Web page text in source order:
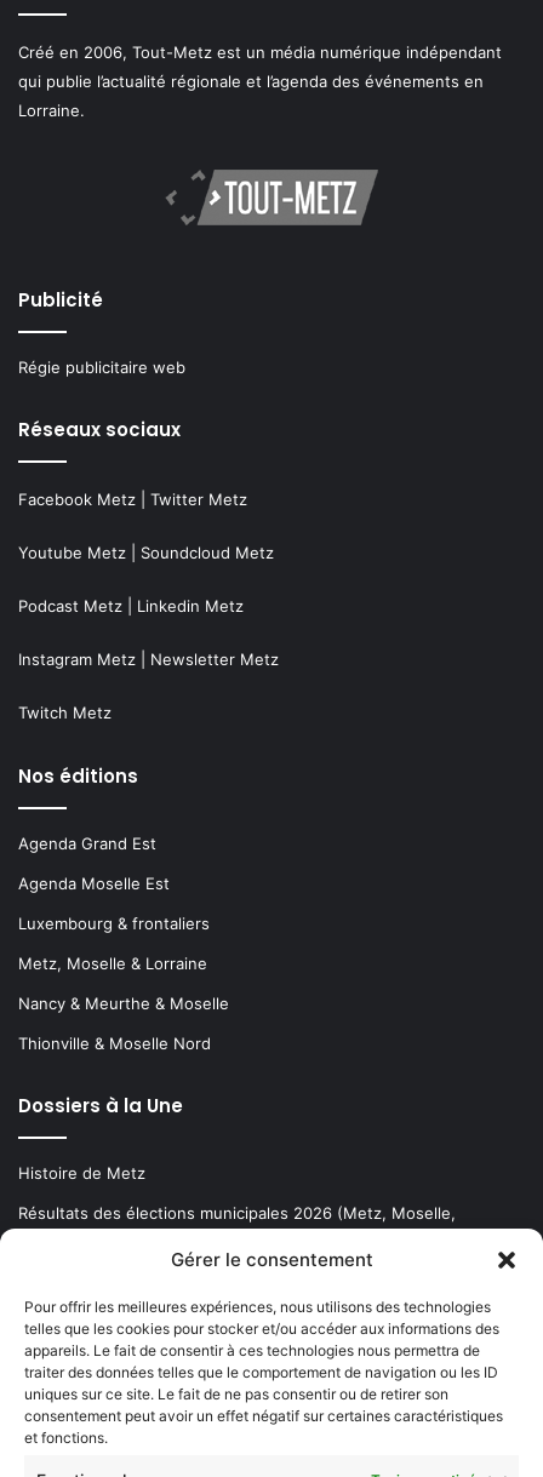
Gérer le consentement
Pour offrir les meilleures expériences, nous utilisons des technologies
telles que les cookies pour stocker et/ou accéder aux informations des
appareils. Le fait de consentir à ces technologies nous permettra de
traiter des données telles que le comportement de navigation ou les ID
uniques sur ce site. Le fait de ne pas consentir ou de retirer son
consentement peut avoir un effet négatif sur certaines caractéristiques
et fonctions.
Créé en 2006, Tout-Metz est un média numérique indépendant
qui publie l’actualité régionale et l’agenda des événements en
Lorraine.
Publicité
Régie publicitaire web
Réseaux sociaux
Facebook Metz Twitter Metz
Youtube Metz Soundcloud Metz
Podcast Metz Linkedin Metz
Instagram Metz Newsletter Metz
Twitch Metz
Nos éditions
Agenda Grand Est
Agenda Moselle Est
Luxembourg & frontaliers
Metz, Moselle & Lorraine
Nancy & Meurthe & Moselle
Thionville & Moselle Nord
Dossiers à la Une
Histoire de Metz
Résultats des élections municipales 2026 (Metz, Moselle,
Newsletter gratuite
Choisissez : matin, soir ou hebdo ?